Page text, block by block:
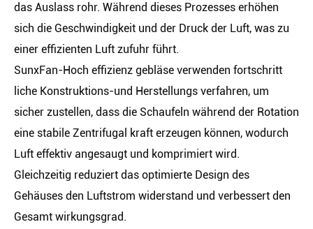
das Auslass rohr. Während dieses Prozesses erhöhen
sich die Geschwindigkeit und der Druck der Luft, was zu
einer effizienten Luft zufuhr führt.
SunxFan-Hoch effizienz gebläse verwenden fortschritt
liche Konstruktions-und Herstellungs verfahren, um
sicher zustellen, dass die Schaufeln während der Rotation
eine stabile Zentrifugal kraft erzeugen können, wodurch
Luft effektiv angesaugt und komprimiert wird.
Gleichzeitig reduziert das optimierte Design des
Gehäuses den Luftstrom widerstand und verbessert den
Gesamt wirkungsgrad.